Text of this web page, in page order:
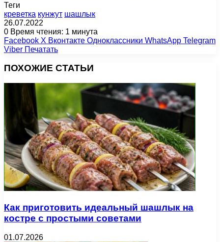
Теги
креветка кунжут шашлык
26.07.2022
0 Время чтения: 1 минута
Facebook X Вконтакте Одноклассники WhatsApp Telegram
Viber Печатать
ПОХОЖИЕ СТАТЬИ
Как приготовить идеальный шашлык на
костре с простыми советами
01.07.2026